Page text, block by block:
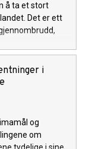
å ta et stort
Det er ett
i
og
om